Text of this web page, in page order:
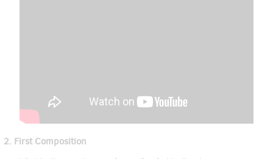
2. First Composition